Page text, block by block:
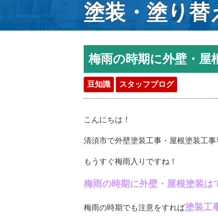
塗装・塗り
梅雨の時期に外壁・屋
豆知識 スタッフブログ
こんにちは！
清須市で外壁塗装工事・屋根塗装工
もうすぐ梅雨入りですね！
梅雨の時期に外壁・屋根塗装は
梅雨の時期でも注意をすれば塗装工